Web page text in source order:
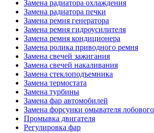
Замена радиатора охлаждения
Замена радиатора печки
Замена ремня генератора
Замена ремня гидроусилителя
Замена ремня кондиционера
Замена ролика приводного ремня
Замена свечей зажигания
Замена свечей накаливания
Замена стеклоподъемника
Замена термостата
Замена турбины
Замена фар автомобилей
Замена форсунки омывателя лобового
Промывка двигателя
Регулировка фар